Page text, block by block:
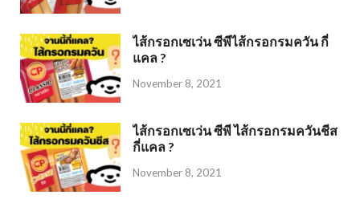
ไส้กรอกเซเว่น ซีพีไส้กรอกรมควัน กี่
แคล ?
November 8, 2021
ไส้กรอกเซเว่น ซีพี ไส้กรอกรมควันชีส
กี่แคล ?
November 8, 2021